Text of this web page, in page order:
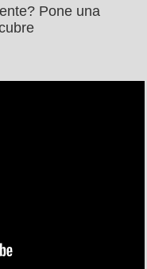
Pone una